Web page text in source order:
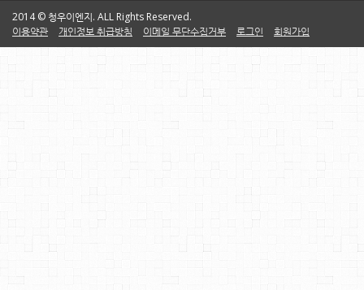
2014 © 청우이엔지. ALL Rights Reserved.
이용약관
개인정보 취급방침 이메일 무단수집거부 로그인 회원가입